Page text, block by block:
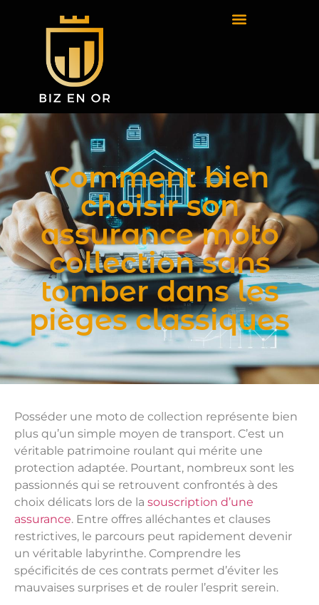
Comment bien
choisir son
assurance moto
collection sans
tomber dans les
pièges classiques
Posséder une moto de collection représente bien
plus qu’un simple moyen de transport. C’est un
véritable patrimoine roulant qui mérite une
protection adaptée. Pourtant, nombreux sont les
passionnés qui se retrouvent confrontés à des
choix délicats lors de la souscription d’une
assurance. Entre offres alléchantes et clauses
restrictives, le parcours peut rapidement devenir
un véritable labyrinthe. Comprendre les
spécificités de ces contrats permet d’éviter les
mauvaises surprises et de rouler l’esprit serein.